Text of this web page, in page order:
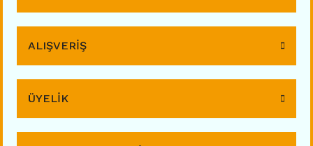
ALIŞVERİŞ
ÜYELİK